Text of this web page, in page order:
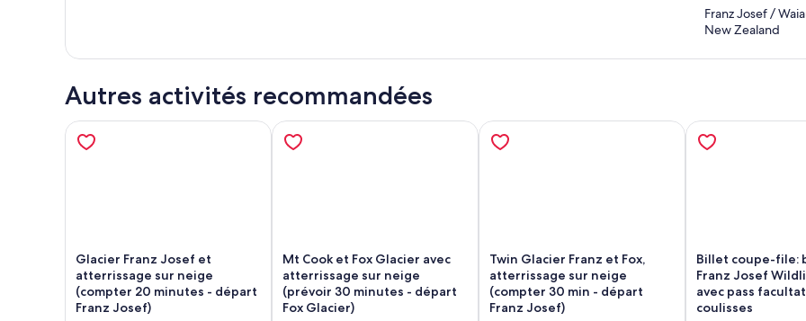
Franz Josef /
New Zealand
Autres activités recommandées
Glacier Franz Josef et
atterrissage sur neige
(compter 20 minutes - départ
Franz Josef)
S’ouvre dans un nouvel onglet
Mt Cook et Fox Glacier avec
atterrissage sur neige
(prévoir 30 minutes - départ
Fox Glacier)
S’ouvre dans un nouvel onglet
Twin Glacier Franz et Fox,
atterrissage sur neige
(compter 30 min - départ
Franz Josef)
S’ouvre dans un nouvel onglet
Billet coupe-file:
Franz Josef
avec pass
coulisses